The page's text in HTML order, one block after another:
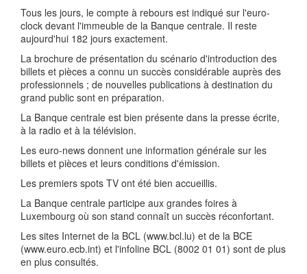
Tous les jours, le compte à rebours est indiqué sur l'euro-
clock devant l'immeuble de la Banque centrale. Il reste
aujourd'hui 182 jours exactement.
La brochure de présentation du scénario d'introduction des
billets et pièces a connu un succès considérable auprès des
professionnels ; de nouvelles publications à destination du
grand public sont en préparation.
La Banque centrale est bien présente dans la presse écrite,
à la radio et à la télévision.
Les euro-news donnent une information générale sur les
billets et pièces et leurs conditions d'émission.
Les premiers spots TV ont été bien accueillis.
La Banque centrale participe aux grandes foires à
Luxembourg où son stand connaît un succès réconfortant.
Les sites Internet de la BCL (www.bcl.lu) et de la BCE
(www.euro.ecb.int) et l'infoline BCL (8002 01 01) sont de plus
en plus consultés.